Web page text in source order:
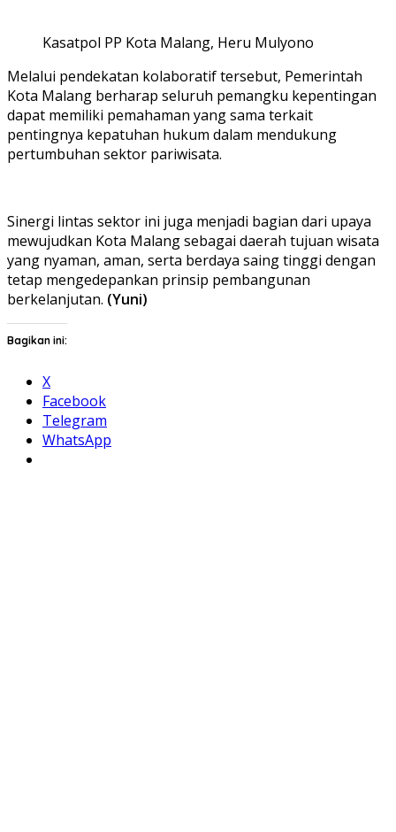
Kasatpol PP Kota Malang, Heru Mulyono
Melalui pendekatan kolaboratif tersebut, Pemerintah
Kota Malang berharap seluruh pemangku kepentingan
dapat memiliki pemahaman yang sama terkait
pentingnya kepatuhan hukum dalam mendukung
pertumbuhan sektor pariwisata.
Sinergi lintas sektor ini juga menjadi bagian dari upaya
mewujudkan Kota Malang sebagai daerah tujuan wisata
yang nyaman, aman, serta berdaya saing tinggi dengan
tetap mengedepankan prinsip pembangunan
berkelanjutan. (Yuni)
Bagikan ini:
X
Facebook
Telegram
WhatsApp